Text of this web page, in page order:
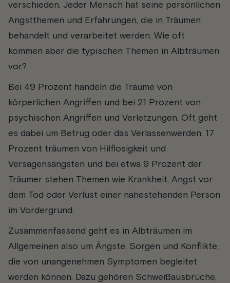
verschieden. Jeder Mensch hat seine persönlichen
Angstthemen und Erfahrungen, die in Träumen
behandelt und verarbeitet werden. Wie oft
kommen aber die typischen Themen in Albträumen
vor?
Bei 49 Prozent handeln die Träume von
körperlichen Angriffen und bei 21 Prozent von
psychischen Angriffen und Verletzungen. Oft geht
es dabei um Betrug oder das Verlassenwerden. 17
Prozent träumen von Hilflosigkeit und
Versagensängsten und bei etwa 9 Prozent der
Träumer stehen Themen wie Krankheit, Angst vor
dem Tod oder Verlust einer nahestehenden Person
im Vordergrund.
Zusammenfassend geht es in Albträumen im
Allgemeinen also um Ängste, Sorgen und Konflikte,
die von unangenehmen Symptomen begleitet
werden können. Dazu gehören Schweißausbrüche,